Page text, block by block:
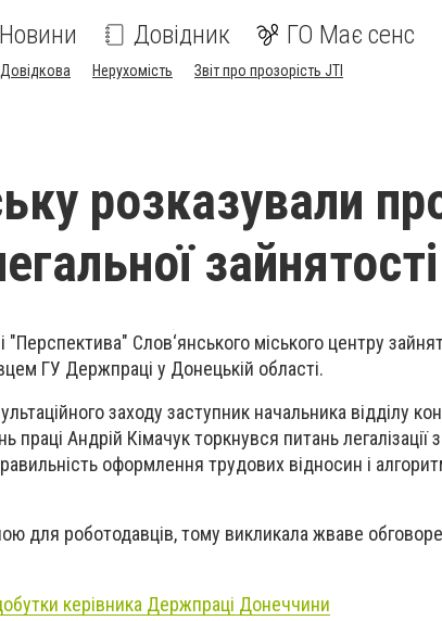
Новини Довідник ГО Має сенс
Довідкова Нерухомість Звіт про прозорість JTI
розказували
зайнятості
Слов‘янського міського центру
ГУ Держпраці у Донецькій області.
заходу заступник начальника відділу
праці Андрій Кімачук торкнувся питань легалізації
оформлення трудових відносин і
для роботодавців, тому викликала жваве
керівника Держпраці Донеччини